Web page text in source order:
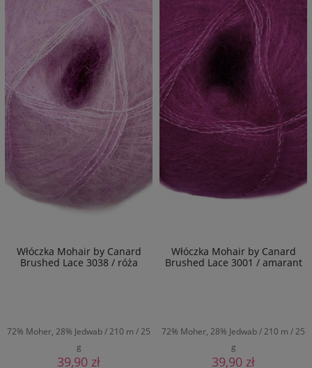
Włóczka Mohair by Canard
Brushed Lace 3038 / róża
72% Moher, 28% Jedwab / 210 m / 25
g
39,90 zł
Włóczka Mohair by Canard
Brushed Lace 3001 / amarant
72% Moher, 28% Jedwab / 210 m / 25
g
39,90 zł